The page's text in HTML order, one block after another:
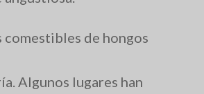
comestibles de hongos
Algunos lugares han